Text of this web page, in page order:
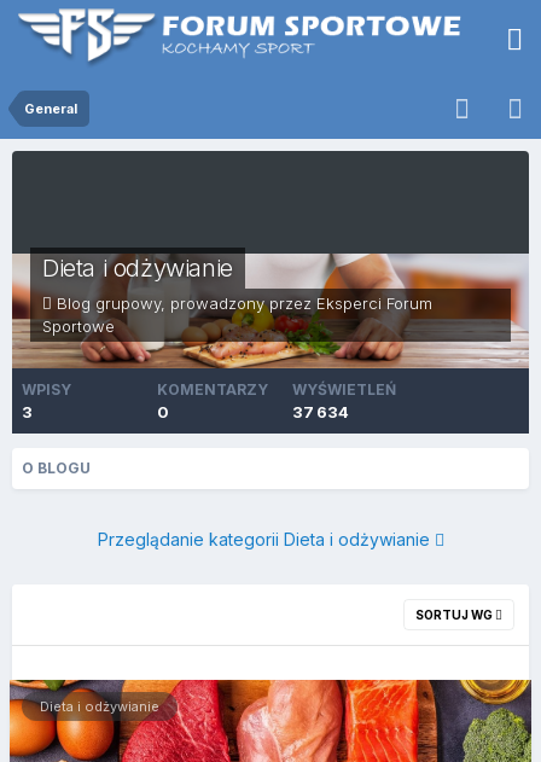
General
Dieta i odżywianie
Blog grupowy, prowadzony przez Eksperci Forum
Sportowe
WPISY
3
KOMENTARZY
0
WYŚWIETLEŃ
37 634
O BLOGU
Przeglądanie kategorii Dieta i odżywianie
SORTUJ WG
Dieta i odżywianie